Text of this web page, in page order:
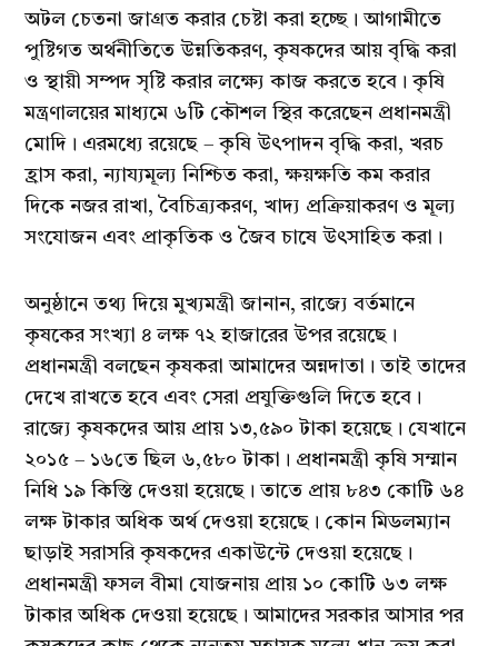
অটল চেতনা জাগ্রত করার চেষ্টা করা হচ্ছে। আগামীতে
পুষ্টিগত অর্থনীতিতে উন্নতিকরণ, কৃষকদের আয় বৃদ্ধি করা
ও স্থায়ী সম্পদ সৃষ্টি করার লক্ষ্যে কাজ করতে হবে। কৃষি
মন্ত্রণালয়ের মাধ্যমে ৬টি কৌশল স্থির করেছেন প্রধানমন্ত্রী
মোদি। এরমধ্যে রয়েছে – কৃষি উৎপাদন বৃদ্ধি করা, খরচ
হ্রাস করা, ন্যায্যমূল্য নিশ্চিত করা, ক্ষয়ক্ষতি কম করার
দিকে নজর রাখা, বৈচিত্র্যকরণ, খাদ্য প্রক্রিয়াকরণ ও মূল্য
সংযোজন এবং প্রাকৃতিক ও জৈব চাষে উৎসাহিত করা।
অনুষ্ঠানে তথ্য দিয়ে মুখ্যমন্ত্রী জানান, রাজ্যে বর্তমানে
কৃষকের সংখ্যা ৪ লক্ষ ৭২ হাজারের উপর রয়েছে।
প্রধানমন্ত্রী বলছেন কৃষকরা আমাদের অন্নদাতা। তাই তাদের
দেখে রাখতে হবে এবং সেরা প্রযুক্তিগুলি দিতে হবে।
রাজ্যে কৃষকদের আয় প্রায় ১৩,৫৯০ টাকা হয়েছে। যেখানে
২০১৫ – ১৬তে ছিল ৬,৫৮০ টাকা। প্রধানমন্ত্রী কৃষি সম্মান
নিধি ১৯ কিস্তি দেওয়া হয়েছে। তাতে প্রায় ৮৪৩ কোটি ৬৪
লক্ষ টাকার অধিক অর্থ দেওয়া হয়েছে। কোন মিডলম্যান
ছাড়াই সরাসরি কৃষকদের একাউন্টে দেওয়া হয়েছে।
প্রধানমন্ত্রী ফসল বীমা যোজনায় প্রায় ১০ কোটি ৬৩ লক্ষ
টাকার অধিক দেওয়া হয়েছে। আমাদের সরকার আসার পর